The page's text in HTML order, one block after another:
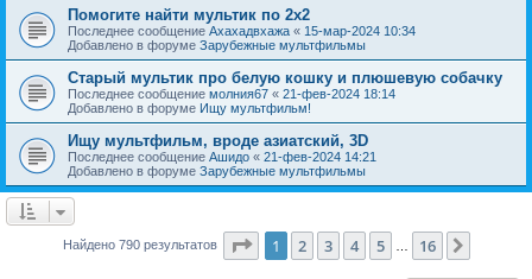
Помогите найти мультик по 2х2
Последнее сообщение Ахахадвхажа « 15-мар-2024 10:34
Добавлено в форуме Зарубежные мультфильмы
Старый мультик про белую кошку и плюшевую собачку
Последнее сообщение молния67 « 21-фев-2024 18:14
Добавлено в форуме Ищу мультфильм!
Ищу мультфильм, вроде азиатский, 3D
Последнее сообщение Ашидо « 21-фев-2024 14:21
Добавлено в форуме Зарубежные мультфильмы
Найдено 790 результатов Страница из 16
1 2 3 4 5 16